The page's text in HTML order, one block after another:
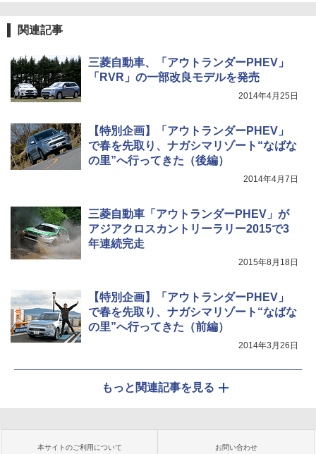
関連記事
三菱自動車、「アウトランダーPHEV」
「RVR」の一部改良モデルを発売
2014年4月25日
【特別企画】「アウトランダーPHEV」
で春を先取り、ナガシマリゾート“なばな
の里”へ行ってきた（後編）
2014年4月7日
三菱自動車「アウトランダーPHEV」が
アジアクロスカントリーラリー2015で3
年連続完走
2015年8月18日
【特別企画】「アウトランダーPHEV」
で春を先取り、ナガシマリゾート“なばな
の里”へ行ってきた（前編）
2014年3月26日
もっと関連記事を見る
本サイトのご利用について お問い合わせ